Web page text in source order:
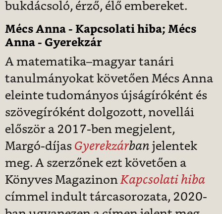
bukdácsoló, érző, élő embereket.
Mécs Anna - Kapcsolati hiba; Mécs
Anna - Gyerekzár
A matematika–magyar tanári
tanulmányokat követően Mécs Anna
eleinte tudományos újságíróként és
szövegíróként dolgozott, novellái
először a 2017-ben megjelent,
Margó-díjas Gyerekzárban jelentek
meg. A szerzőnek ezt követően a
Könyves MagazinonKapcsolati hiba
címmel indult tárcasorozata, 2020-